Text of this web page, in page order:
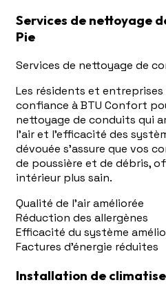
Services de nettoyage
Pie
Services de nettoyage de
Les résidents et
confiance à BTU Confort
nettoyage de conduits qui
l'air et l'efficacité des
dévouée s'assure que vos
de poussière et de débris,
intérieur plus sain.
Qualité de l'air améliorée
Réduction des allergènes
Efficacité du système
Factures d'énergie réduites
Installation de